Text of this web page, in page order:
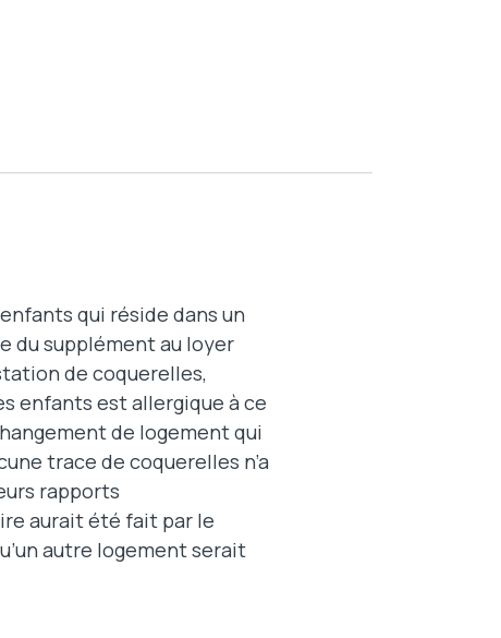
qui réside dans un
du supplément au loyer
de coquerelles,
enfants est allergique à ce
de logement qui
trace de coquerelles n’a
rapports
aurait été fait par le
autre logement serait